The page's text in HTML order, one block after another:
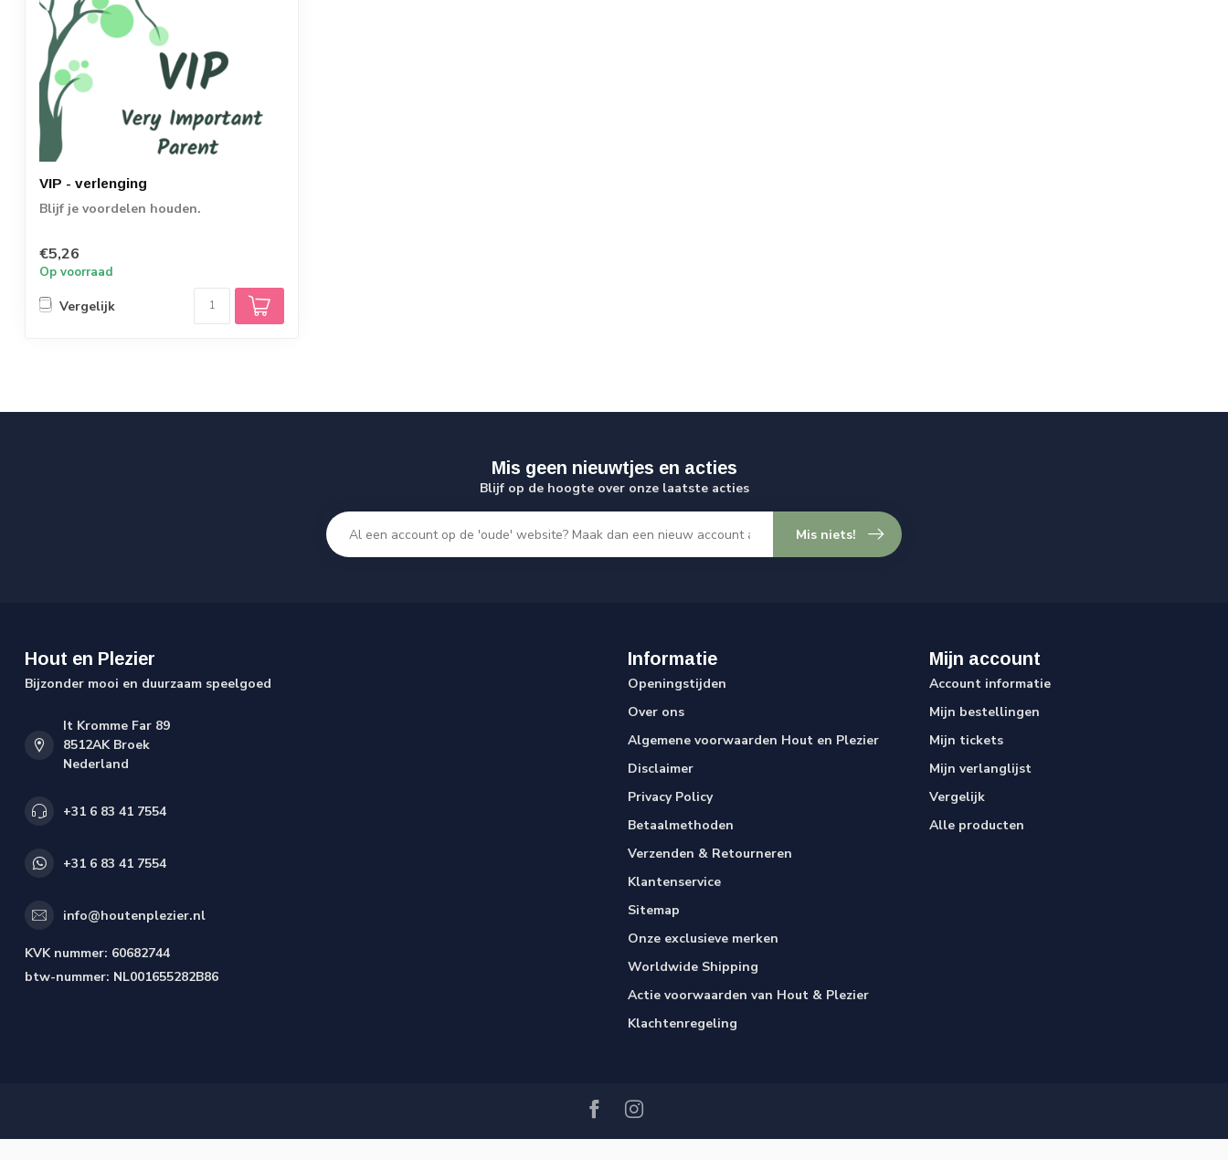
VIP - verlenging
Blijf je voordelen houden.
€5,26
Op voorraad
Vergelijk
Mis geen nieuwtjes en acties
Blijf op de hoogte over onze laatste acties
Mis niets!
Hout en Plezier
Bijzonder mooi en duurzaam speelgoed
It Kromme Far 89
8512AK Broek
Nederland
+31 6 83 41 7554
+31 6 83 41 7554
info@houtenplezier.nl
KVK nummer: 60682744
btw-nummer: NL001655282B86
Informatie
Openingstijden
Over ons
Algemene voorwaarden Hout en Plezier
Disclaimer
Privacy Policy
Betaalmethoden
Verzenden & Retourneren
Klantenservice
Sitemap
Onze exclusieve merken
Worldwide Shipping
Actie voorwaarden van Hout & Plezier
Klachtenregeling
Mijn account
Account informatie
Mijn bestellingen
Mijn tickets
Mijn verlanglijst
Vergelijk
Alle producten